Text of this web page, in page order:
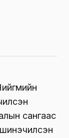
сангаас